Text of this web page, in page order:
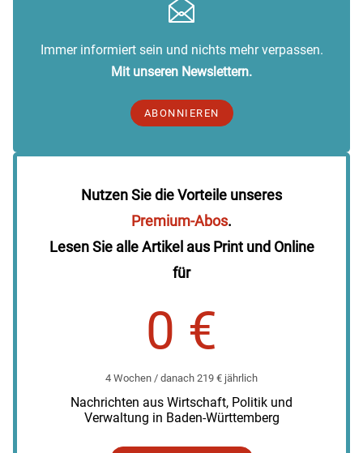
Immer informiert sein und nichts mehr verpassen.
Mit unseren Newslettern.
ABONNIEREN
Nutzen Sie die Vorteile unseres
Premium-Abos.
Lesen Sie alle Artikel aus Print und Online
für
0 €
4 Wochen / danach 219 € jährlich
Nachrichten aus Wirtschaft, Politik und
Verwaltung in Baden-Württemberg